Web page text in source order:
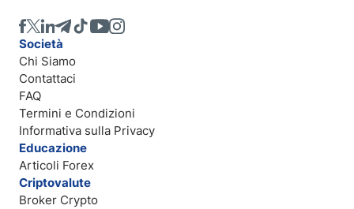
Società
Chi Siamo
Contattaci
FAQ
Termini e Condizioni
Informativa sulla Privacy
Educazione
Articoli Forex
Criptovalute
Broker Crypto